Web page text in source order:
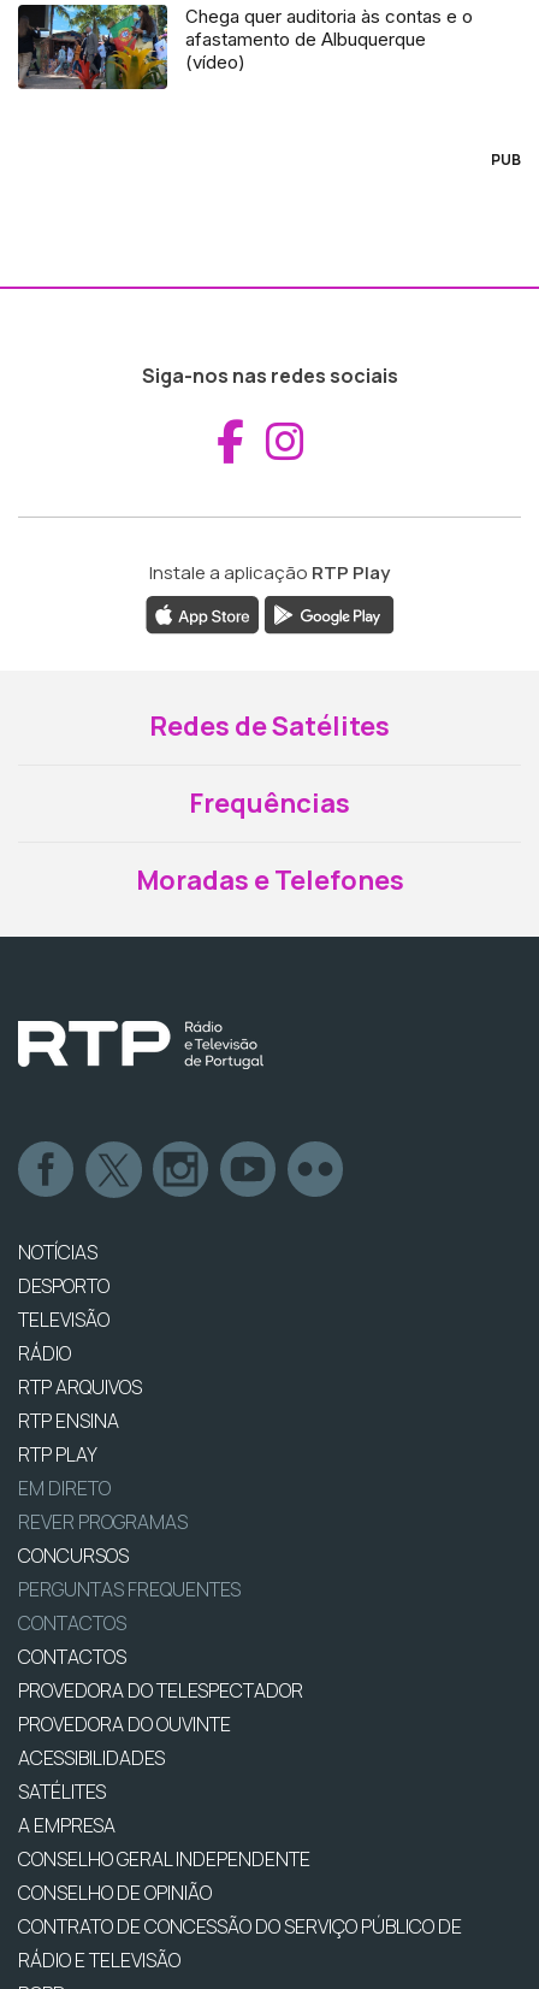
Chega quer auditoria às contas e o
afastamento de Albuquerque
(vídeo)
PUB
Siga-nos nas redes sociais
Aceder ao
Instale a aplicação RTP Play
Redes de Satélites
Frequências
Moradas e Telefones
NOTÍCIAS
DESPORTO
TELEVISÃO
RÁDIO
RTP ARQUIVOS
RTP ENSINA
RTP PLAY
EM DIRETO
REVER PROGRAMAS
CONCURSOS
PERGUNTAS FREQUENTES
CONTACTOS
CONTACTOS
PROVEDORA DO TELESPECTADOR
PROVEDORA DO OUVINTE
ACESSIBILIDADES
SATÉLITES
A EMPRESA
CONSELHO GERAL INDEPENDENTE
CONSELHO DE OPINIÃO
CONTRATO DE CONCESSÃO DO SERVIÇO PÚBLICO DE
RÁDIO E TELEVISÃO